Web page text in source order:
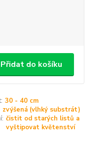
Přidat do košíku
30 - 40 cm
zvýšená (vlhký substrát)
čistit od starých listů a
vyštipovat květenství